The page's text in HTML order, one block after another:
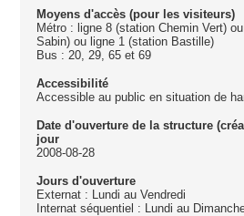
Moyens d'accès (pour les visiteurs)
Métro : ligne 8 (station Chemin Vert)
Sabin) ou ligne 1 (station Bastille)
Bus : 20, 29, 65 et 69
Accessibilité
Accessible au public en situation de
Date d'ouverture de la structure
jour
2008-08-28
Jours d'ouverture
Externat : Lundi au Vendredi
Internat séquentiel : Lundi au